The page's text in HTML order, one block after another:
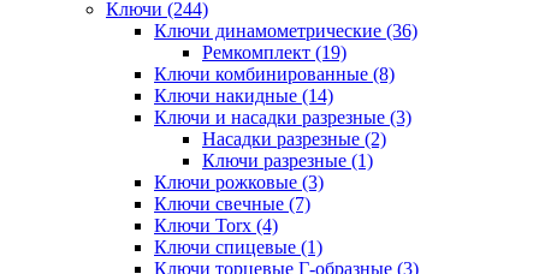
Ключи (244)
Ключи динамометрические (36)
Ремкомплект (19)
Ключи комбинированные (8)
Ключи накидные (14)
Ключи и насадки разрезные (3)
Насадки разрезные (2)
Ключи разрезные (1)
Ключи рожковые (3)
Ключи свечные (7)
Ключи Torx (4)
Ключи спицевые (1)
Ключи торцевые Г-образные (3)